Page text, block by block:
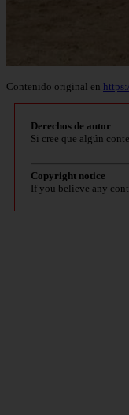
Contenido original en
Derechos de autor
Si cree que algún
Copyright notice
If you believe any